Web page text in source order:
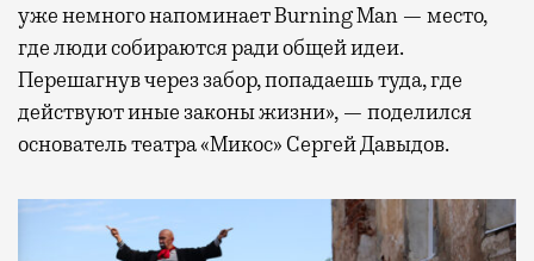
уже немного напоминает Burning Man — место,
где люди собираются ради общей идеи.
Перешагнув через забор, попадаешь туда, где
действуют иные законы жизни», — поделился
основатель театра «Микос» Сергей Давыдов.